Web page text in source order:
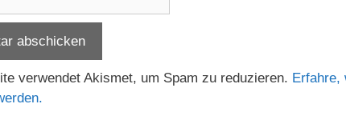
verwendet Akismet, um Spam zu reduzieren. Erfahre,